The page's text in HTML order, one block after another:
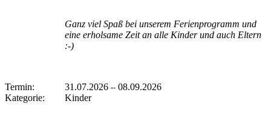
Ganz viel Spaß bei unserem Ferienprogramm und
eine erholsame Zeit an alle Kinder und auch Eltern
:-)
Termin: 31.07.2026 – 08.09.2026
Kategorie:
Kinder